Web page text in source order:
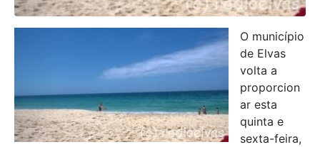
O município
de Elvas
volta a
proporcion
ar esta
quinta e
sexta-feira,